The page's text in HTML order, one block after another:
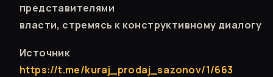
представителями
власти, стремясь к конструктивному
Источник
https://t.me/kuraj_prodaj_sazonov/1/663